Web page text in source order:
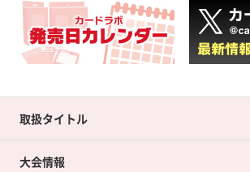
取扱タイトル
大会情報